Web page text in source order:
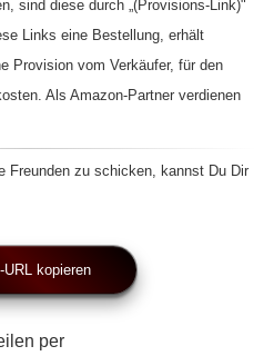
sind diese durch „(Provisions-Link)"
Links eine Bestellung, erhält
Provision vom Verkäufer, für den
Als Amazon-Partner verdienen
Freunden zu schicken, kannst Du Dir
URL kopieren
per